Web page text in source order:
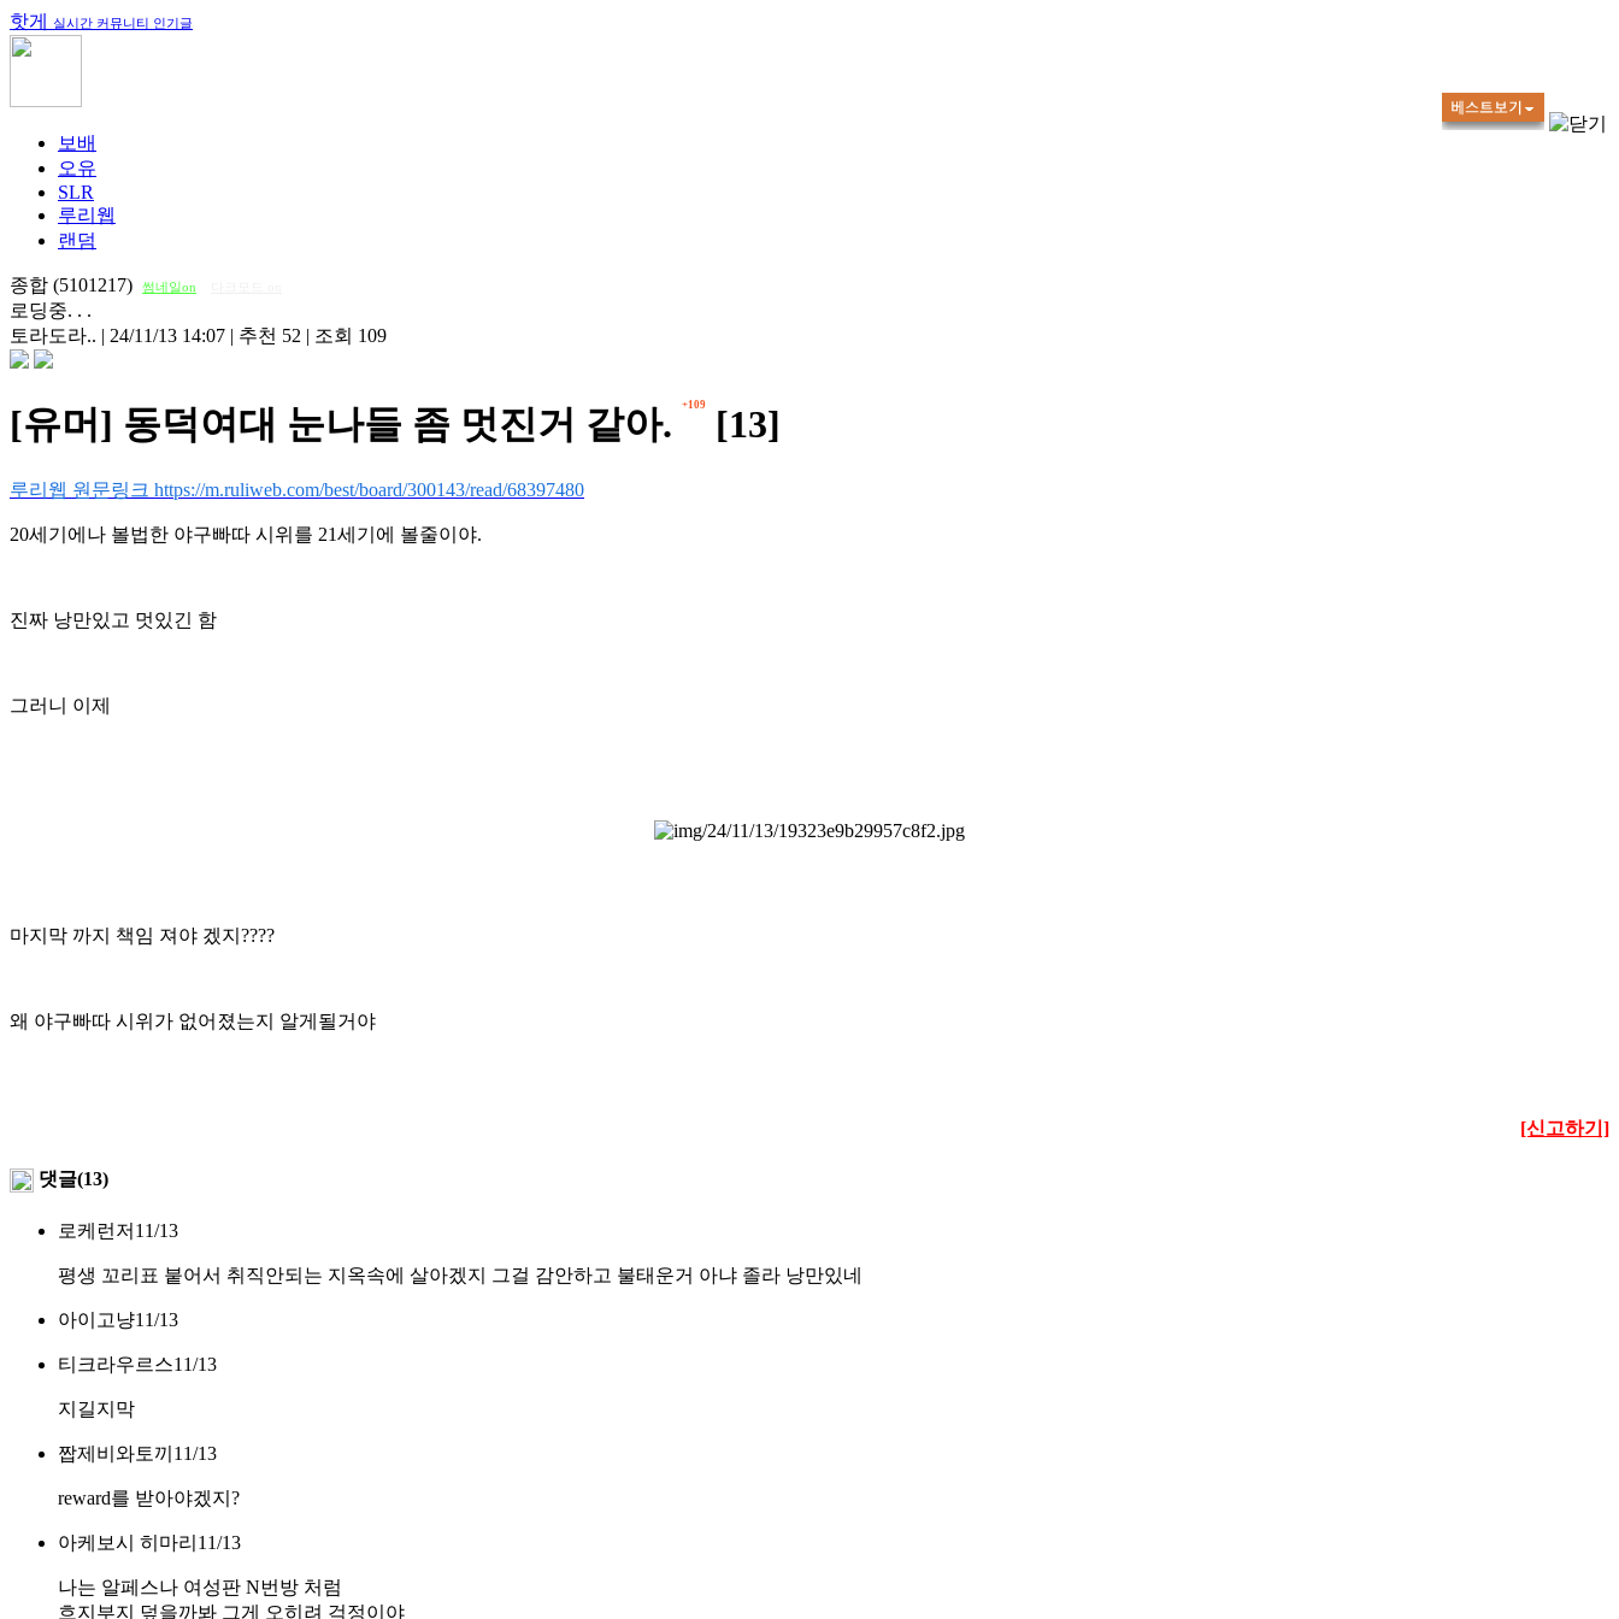
핫게 실시간 커뮤니티 인기글
보배
오유
SLR
루리웹
랜덤
종합 (5101217) 썸네일on
로딩중. . .
토라도라.. | 24/11/13 14:07 | 추천 52 | 조회 109
[유머] 동덕여대 눈나들 좀 멋진거 같아. +109 [13]
루리웹 원문링크 https://m.ruliweb.com/best/board/300143/read/68397480
20세기에나 볼법한 야구빠따 시위를 21세기에 볼줄이야.
진짜 낭만있고 멋있긴 함
그러니 이제
마지막 까지 책임 져야 겠지????
왜 야구빠따 시위가 없어졌는지 알게될거야
[신고하기]
댓글(13)
로케런저 11/13
평생 꼬리표 붙어서 취직안되는 지옥속에 살아겠지 그걸 감안하고 불태운거 아냐 졸라 낭만있네
아이고냥11/13
티크라우르스11/13
지길지막
짭제비와토끼 11/13
reward를 받아야겠지?
아케보시 히마리 11/13
나는 알페스나 여성판 N번방 처럼
흐지부지 덮을까봐 그게 오히려 걱정이야